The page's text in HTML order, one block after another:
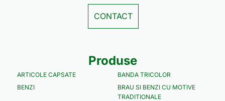
CONTACT
Produse
ARTICOLE CAPSATE
BANDA TRICOLOR
BENZI
BRAU SI BENZI CU MOTIVE
TRADITIONALE